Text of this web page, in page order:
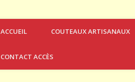
ACCUEIL COUTEAUX ARTISANAUX
CONTACT ACCÈS